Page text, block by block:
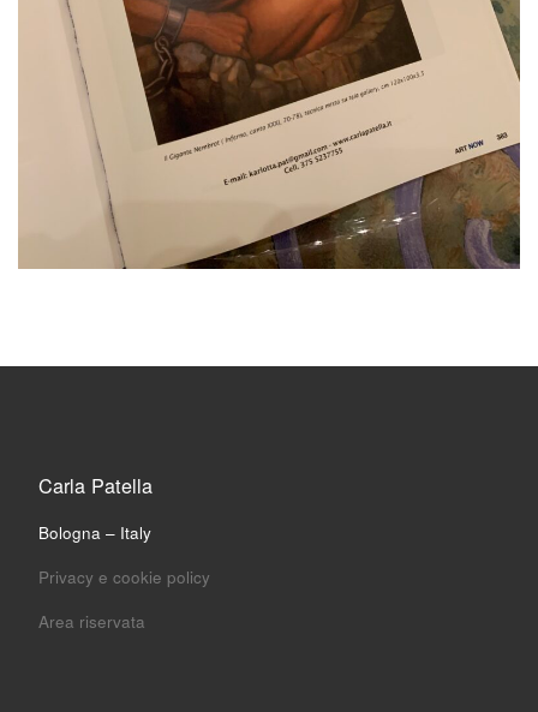
Carla Patella
Bologna – Italy
Privacy e cookie policy
Area riservata